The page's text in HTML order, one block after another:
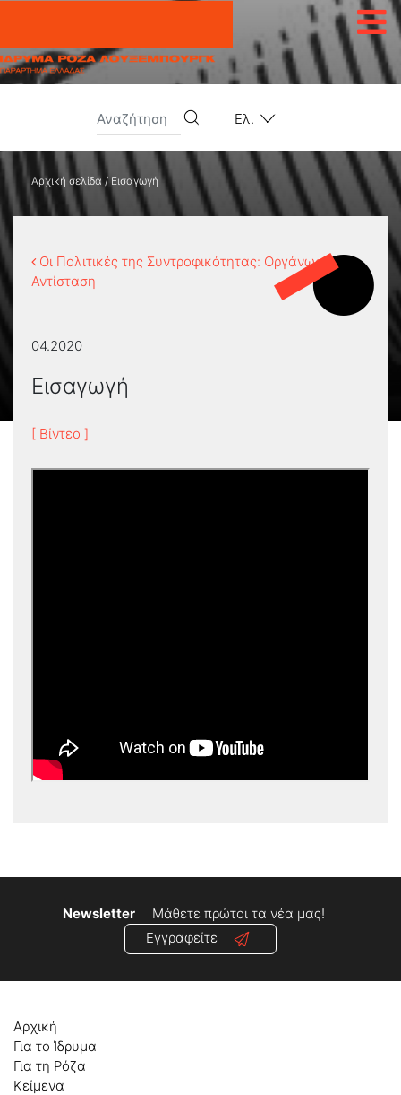
Ελ.
Αρχική σελίδα /Εισαγωγή
Οι Πολιτικές της Συντροφικότητας: Οργάνωση και
Αντίσταση
04.2020
Εισαγωγή
[ Βίντεο ]
Newsletter
Μάθετε πρώτοι τα νέα μας!
Εγγραφείτε
Αρχική
Για το Ίδρυμα
Για τη Ρόζα
Κείμενα